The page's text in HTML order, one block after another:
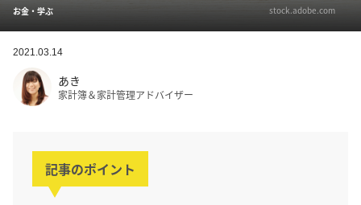
お金・学ぶ stock.adobe.com
2021.03.14
あき
家計簿＆家計管理アドバイザー
記事のポイント